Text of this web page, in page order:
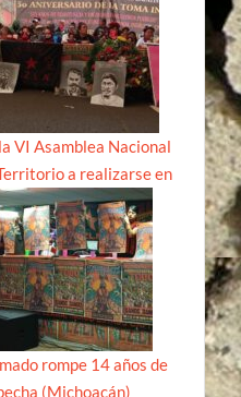
VI Asamblea Nacional
a realizarse en
rompe 14 años de
(Michoacán)